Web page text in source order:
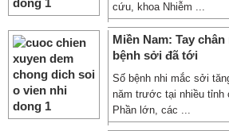
cứu, khoa Nhiễm ...
Miền Nam: Tay
bệnh sởi đã tới
Số bệnh nhi mắc sởi
năm trước tại nhiều tỉnh
Phần lớn, các ...